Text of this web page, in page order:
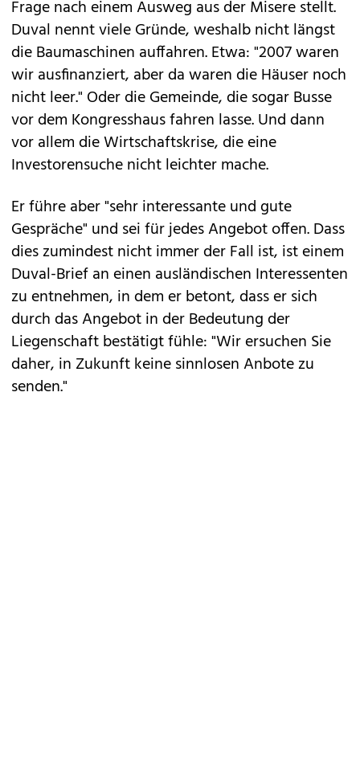
Frage nach einem Ausweg aus der Misere stellt.
Duval nennt viele Gründe, weshalb nicht längst
die Baumaschinen auffahren. Etwa: "2007 waren
wir ausfinanziert, aber da waren die Häuser noch
nicht leer." Oder die Gemeinde, die sogar Busse
vor dem Kongresshaus fahren lasse. Und dann
vor allem die Wirtschaftskrise, die eine
Investorensuche nicht leichter mache.
Er führe aber "sehr interessante und gute
Gespräche" und sei für jedes Angebot offen. Dass
dies zumindest nicht immer der Fall ist, ist einem
Duval-Brief an einen ausländischen Interessenten
zu entnehmen, in dem er betont, dass er sich
durch das Angebot in der Bedeutung der
Liegenschaft bestätigt fühle: "Wir ersuchen Sie
daher, in Zukunft keine sinnlosen Anbote zu
senden."